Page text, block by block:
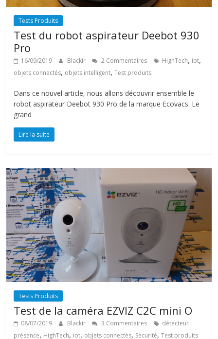
Tests Produits
Test du robot aspirateur Deebot 930
Pro
16/09/2019 Blackir 2 Commentaires HighTech, iot,
objets connectés, objets intelligent,Test produits
Dans ce nouvel article, nous allons découvrir ensemble le
robot aspirateur Deebot 930 Pro de la marque Ecovacs. Le
grand
Lire la suite
Tests Produits
Test de la caméra EZVIZ C2C mini O
08/07/2019 Blackir 3 Commentaires
détecteur
présence, HighTech, iot, objets connectés, Sécurité,Test produits